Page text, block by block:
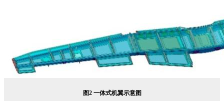
图2 一体式机翼示意图